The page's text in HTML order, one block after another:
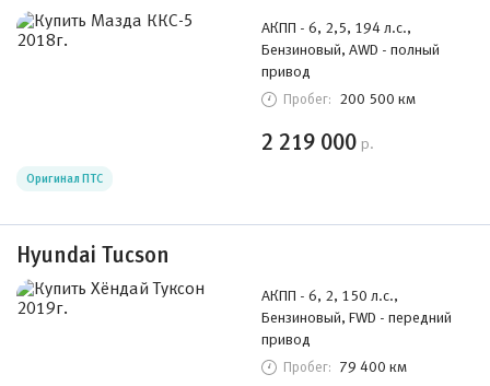
АКПП - 6, 2,5, 194 л.с.,
Бензиновый, AWD - полный
привод
Пробег: 200 500 км
2 219 000 р.
Оригинал ПТС
Hyundai Tucson
АКПП - 6, 2, 150 л.с.,
Бензиновый, FWD - передний
привод
Пробег: 79 400 км